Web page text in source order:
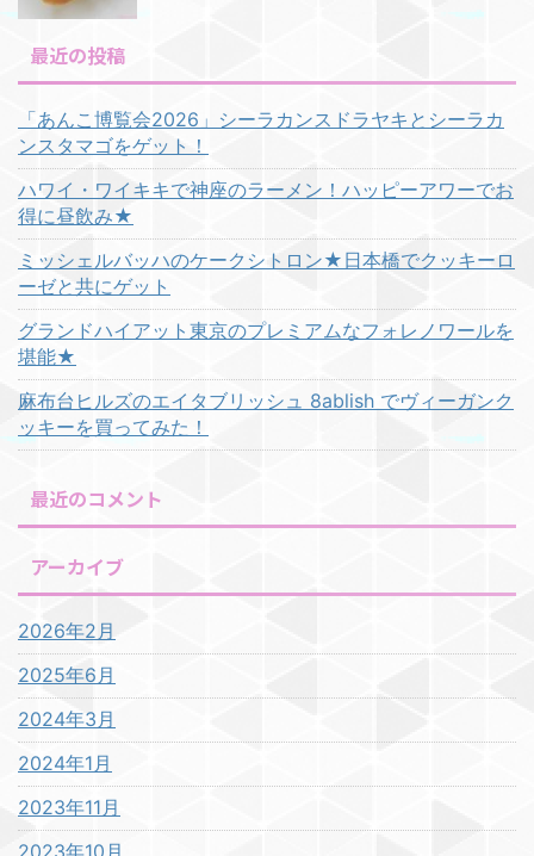
最近の投稿
「あんこ博覧会2026」シーラカンスドラヤキとシーラカ
ンスタマゴをゲット！
ハワイ・ワイキキで神座のラーメン！ハッピーアワーでお
得に昼飲み★
ミッシェルバッハのケークシトロン★日本橋でクッキーロ
ーゼと共にゲット
グランドハイアット東京のプレミアムなフォレノワールを
堪能★
麻布台ヒルズのエイタブリッシュ 8ablish でヴィーガンク
ッキーを買ってみた！
最近のコメント
アーカイブ
2026年2月
2025年6月
2024年3月
2024年1月
2023年11月
2023年10月